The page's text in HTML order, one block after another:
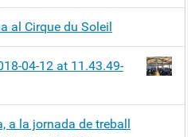
al Cirque du Soleil
04-12 at 11.43.49-
a la jornada de treball